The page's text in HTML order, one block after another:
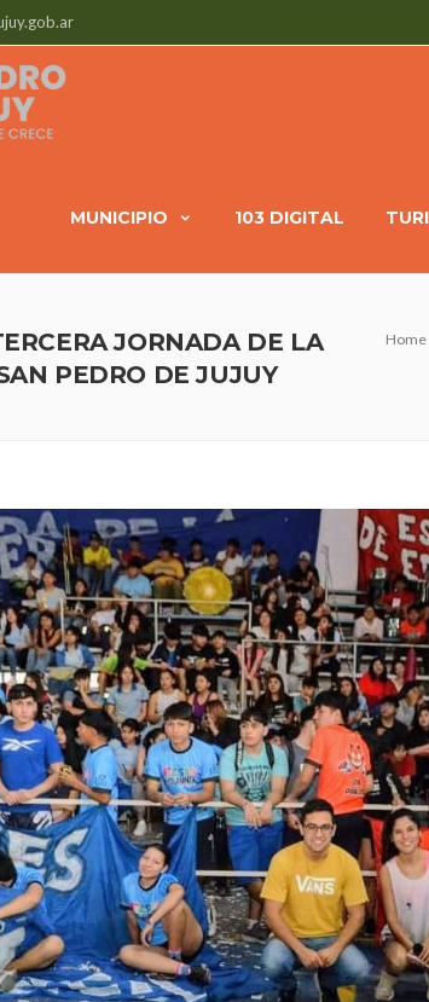
MUNICIPIO 103 DIGITAL
Home
JORNADA DE LA
PEDRO DE JUJUY